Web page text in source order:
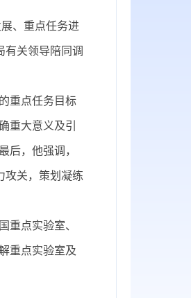
、重点任务进
有关领导陪同调
重点任务目标
重大意义及引
后，他强调，
攻关，策划凝练
重点实验室、
重点实验室及